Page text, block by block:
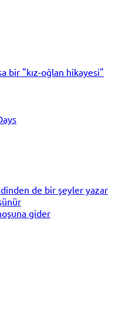
bir "kız-oğlan hikayesi"
de bir şeyler yazar
gider